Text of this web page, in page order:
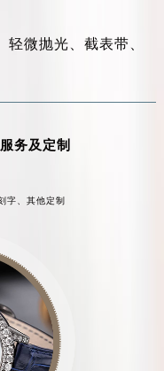
轻微抛光、 截表带、
务及定制
字、 其他定制